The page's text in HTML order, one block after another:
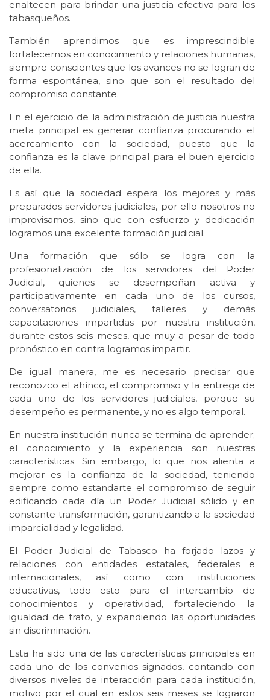
enaltecen para brindar una justicia efectiva para los
tabasqueños.
También aprendimos que es imprescindible
fortalecernos en conocimiento y relaciones humanas,
siempre conscientes que los avances no se logran de
forma espontánea, sino que son el resultado del
compromiso constante.
En el ejercicio de la administración de justicia nuestra
meta principal es generar confianza procurando el
acercamiento con la sociedad, puesto que la
confianza es la clave principal para el buen ejercicio
de ella.
Es así que la sociedad espera los mejores y más
preparados servidores judiciales, por ello nosotros no
improvisamos, sino que con esfuerzo y dedicación
logramos una excelente formación judicial.
Una formación que sólo se logra con la
profesionalización de los servidores del Poder
Judicial, quienes se desempeñan activa y
participativamente en cada uno de los cursos,
conversatorios judiciales, talleres y demás
capacitaciones impartidas por nuestra institución,
durante estos seis meses, que muy a pesar de todo
pronóstico en contra logramos impartir.
De igual manera, me es necesario precisar que
reconozco el ahínco, el compromiso y la entrega de
cada uno de los servidores judiciales, porque su
desempeño es permanente, y no es algo temporal.
En nuestra institución nunca se termina de aprender;
el conocimiento y la experiencia son nuestras
características. Sin embargo, lo que nos alienta a
mejorar es la confianza de la sociedad, teniendo
siempre como estandarte el compromiso de seguir
edificando cada día un Poder Judicial sólido y en
constante transformación, garantizando a la sociedad
imparcialidad y legalidad.
El Poder Judicial de Tabasco ha forjado lazos y
relaciones con entidades estatales, federales e
internacionales, así como con instituciones
educativas, todo esto para el intercambio de
conocimientos y operatividad, fortaleciendo la
igualdad de trato, y expandiendo las oportunidades
sin discriminación.
Esta ha sido una de las características principales en
cada uno de los convenios signados, contando con
diversos niveles de interacción para cada institución,
motivo por el cual en estos seis meses se lograron